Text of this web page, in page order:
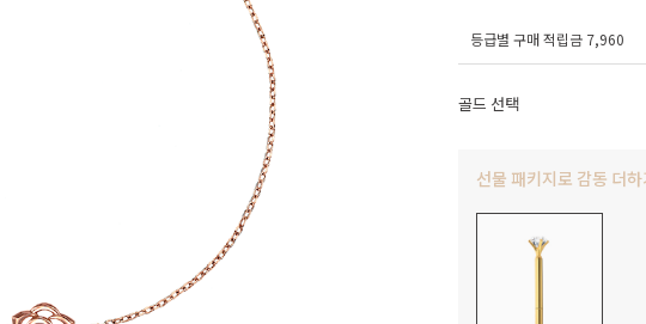
등급별 구매 적립금 7,960
골드 선택
선물 패키지로 감동 더하